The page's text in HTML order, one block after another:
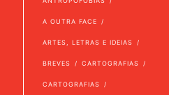
A OUTRA FACE
ARTES, LETRAS E IDEIAS
BREVES CARTOGRAFIAS
CARTOGRAFIAS